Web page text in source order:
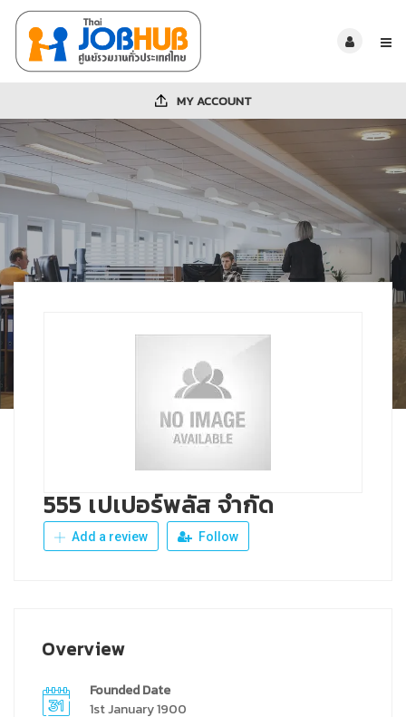
MY ACCOUNT
555 เปเปอร์พลัส จำกัด
Add a review Follow
Overview
Founded Date
1st January 1900